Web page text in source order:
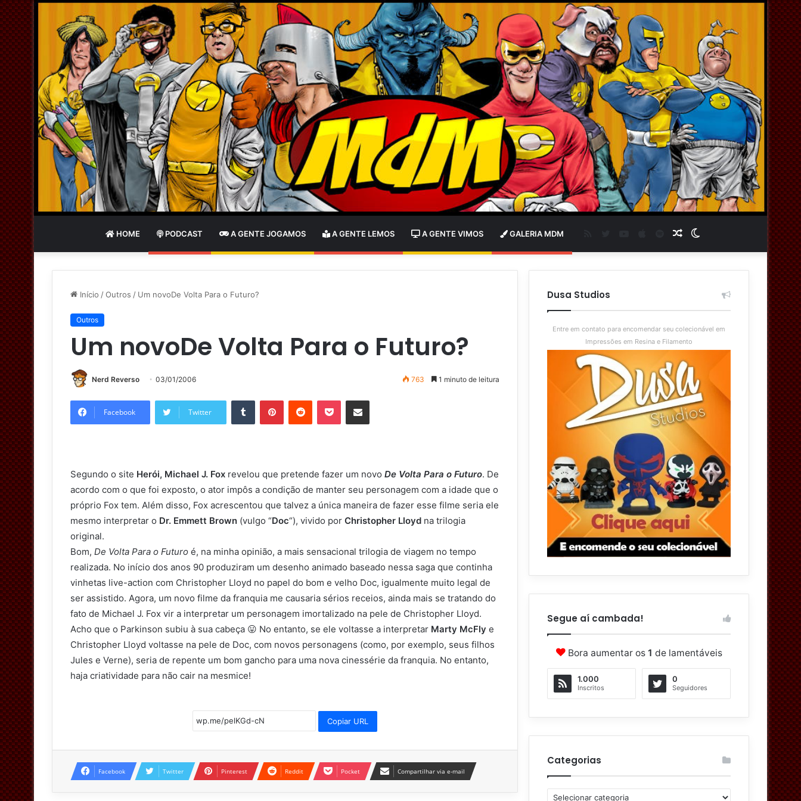
HOME PODCAST A GENTE JOGAMOS A GENTE LEMOS A GENTE VIMOS GALERIA MDM
skin
Artigo
aleatório
Spotify
Início /Outros / Um novoDe Volta Para o Futuro?
Outros
Um novoDe Volta Para o Futuro?
Nerd Reverso 03/01/2006 763 1 minuto de leitura
Facebook Twitter
Segundo o site Herói, Michael J. Fox revelou que pretende fazer um novo De Volta Para o Futuro. De
acordo com o que foi exposto, o ator impôs a condição de manter seu personagem com a idade que o
próprio Fox tem. Além disso, Fox acrescentou que talvez a única maneira de fazer esse filme seria ele
mesmo interpretar o Dr. Emmett Brown (vulgo “Doc“), vivido por Christopher Lloyd na trilogia
original.
Bom, De Volta Para o Futuro é, na minha opinião, a mais sensacional trilogia de viagem no tempo
realizada. No início dos anos 90 produziram um desenho animado baseado nessa saga que continha
vinhetas live-action com Christopher Lloyd no papel do bom e velho Doc, igualmente muito legal de
ser assistido. Agora, um novo filme da franquia me causaria sérios receios, ainda mais se tratando do
fato de Michael J. Fox vir a interpretar um personagem imortalizado na pele de Christopher Lloyd.
Acho que o Parkinson subiu à sua cabeça 😛 No entanto, se ele voltasse a interpretar Marty McFly e
Christopher Lloyd voltasse na pele de Doc, com novos personagens (como, por exemplo, seus filhos
Jules e Verne), seria de repente um bom gancho para uma nova cinessérie da franquia. No entanto,
haja criatividade para não cair na mesmice!
Copiar URL
Facebook Twitter Pinterest Reddit Pocket Compartilhar via e-mail
Dusa Studios
Entre em contato para encomendar seu colecionável em
Impressões em Resina e Filamento
Segue aí cambada!
Bora aumentar os 1 de lamentáveis
1.000
Inscritos
0
Seguidores
Categorias